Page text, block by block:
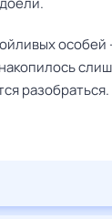
разобраться.